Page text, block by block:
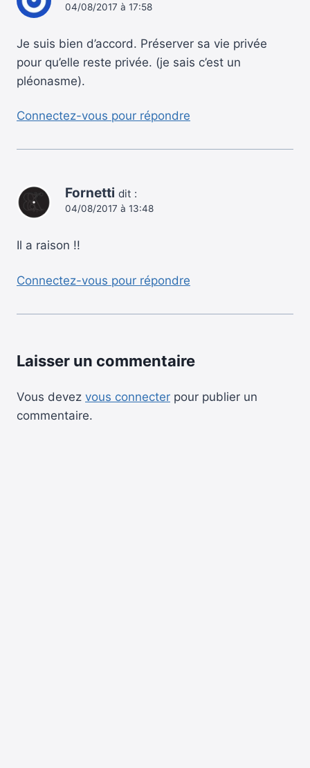
04/08/2017 à 17:58
Je suis bien d’accord. Préserver sa vie privée
pour qu’elle reste privée. (je sais c’est un
pléonasme).
Connectez-vous pour répondre
Fornetti dit :
04/08/2017 à 13:48
Il a raison !!
Connectez-vous pour répondre
Laisser un commentaire
Vous devez vous connecter pour publier un
commentaire.